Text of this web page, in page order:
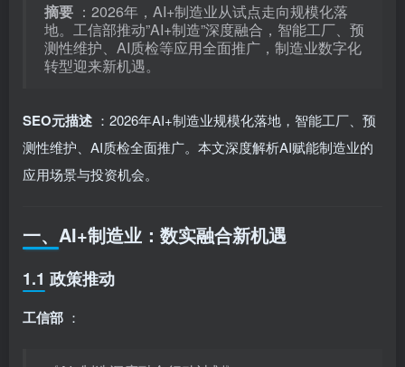
摘要 ：2026年，AI+制造业从试点走向规模化落
地。工信部推动”AI+制造”深度融合，智能工厂、预
测性维护、AI质检等应用全面推广，制造业数字化
转型迎来新机遇。
SEO元描述 ：2026年AI+制造业规模化落地，智能工厂、预
测性维护、AI质检全面推广。本文深度解析AI赋能制造业的
应用场景与投资机会。
一、AI+制造业：数实融合新机遇
1.1 政策推动
工信部 ：